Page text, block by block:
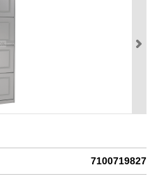
7100719827